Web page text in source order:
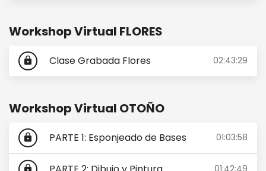
Workshop Virtual FLORES
lock Clase Grabada Flores 02:43:29
Workshop Virtual OTOÑO
lock PARTE 1: Esponjeado de Bases 01:03:58
lock